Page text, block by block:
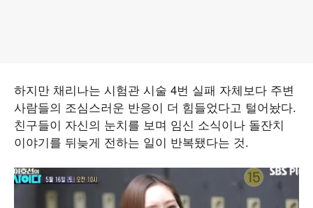
하지만 채리나는 시험관 시술 4번 실패 자체보다 주변
사람들의 조심스러운 반응이 더 힘들었다고 털어놨다.
친구들이 자신의 눈치를 보며 임신 소식이나 돌잔치
이야기를 뒤늦게 전하는 일이 반복됐다는 것.